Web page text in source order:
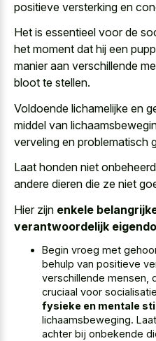
positieve versterking en
Het is essentieel voor de
het moment dat hij een
manier aan verschillende
bloot te stellen.
Voldoende lichamelijke en
middel van
verveling en problematisch
Laat honden niet
andere dieren die ze niet
Hier zijn enkele
verantwoordelijk
Begin vroeg met
behulp van positieve
verschillende mensen,
cruciaal voor
fysieke en mentale
lichaamsbeweging.
achter bij onbekende